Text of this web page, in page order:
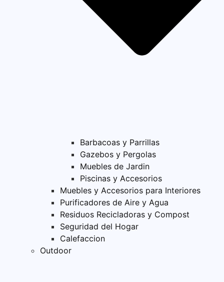
Barbacoas y Parrillas
Gazebos y Pergolas
Muebles de Jardin
Piscinas y Accesorios
Muebles y Accesorios para Interiores
Purificadores de Aire y Agua
Residuos Recicladoras y Compost
Seguridad del Hogar
Calefaccion
Outdoor